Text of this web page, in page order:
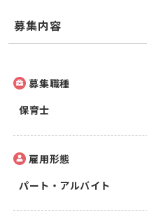
募集内容
募集職種
保育士
雇用形態
パート・アルバイト